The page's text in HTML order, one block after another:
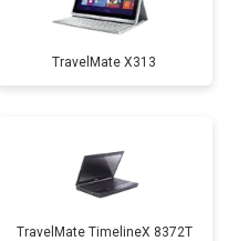
TravelMate X313
TravelMate TimelineX 8372T